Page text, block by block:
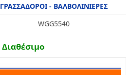
ΓΡΑΣΣΑΔΟΡΟΙ - ΒΑΛΒΟΛΙΝΙΕΡΕΣ
WGG5540
Διαθέσιμο